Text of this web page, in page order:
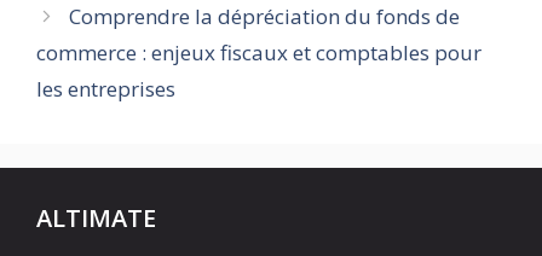
Comprendre la dépréciation du fonds de
commerce : enjeux fiscaux et comptables pour
les entreprises
ALTIMATE